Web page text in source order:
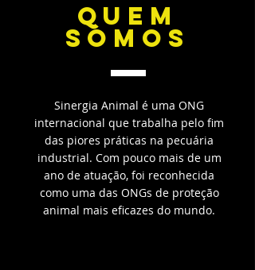
QUEM
SOMOS
Sinergia Animal é uma ONG
internacional que trabalha pelo fim
das piores práticas na pecuária
industrial. Com pouco mais de um
ano de atuação, foi reconhecida
como uma das ONGs de proteção
animal mais eficazes do mundo.